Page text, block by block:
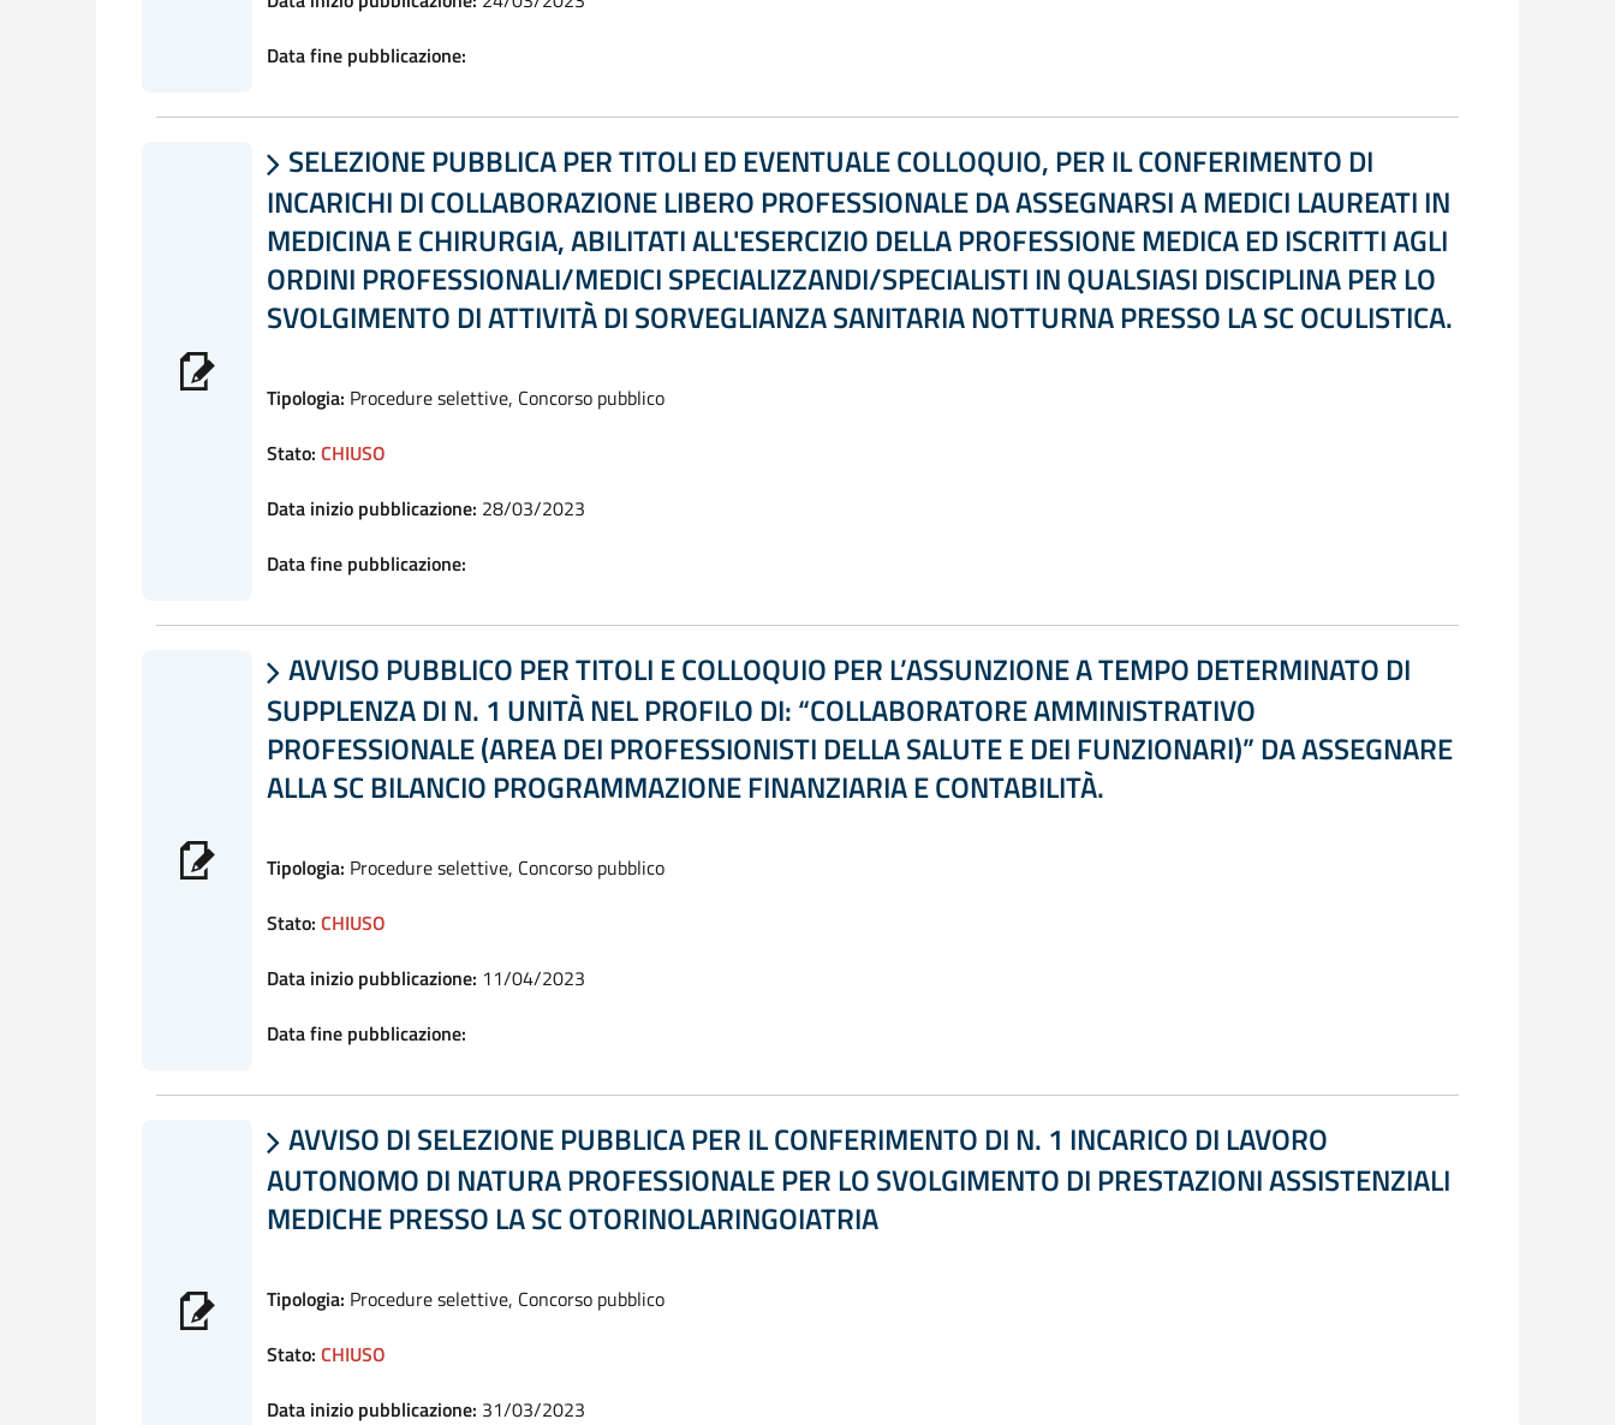
Data fine pubblicazione:
 SELEZIONE PUBBLICA PER TITOLI ED EVENTUALE COLLOQUIO, PER IL CONFERIMENTO DI
INCARICHI DI COLLABORAZIONE LIBERO PROFESSIONALE DA ASSEGNARSI A MEDICI LAUREATI IN
MEDICINA E CHIRURGIA, ABILITATI ALL'ESERCIZIO DELLA PROFESSIONE MEDICA ED ISCRITTI AGLI
ORDINI PROFESSIONALI/MEDICI SPECIALIZZANDI/SPECIALISTI IN QUALSIASI DISCIPLINA PER LO
SVOLGIMENTO DI ATTIVITÀ DI SORVEGLIANZA SANITARIA NOTTURNA PRESSO LA SC OCULISTICA.
Tipologia: Procedure selettive, Concorso pubblico
Stato: CHIUSO
Data inizio pubblicazione: 28/03/2023
Data fine pubblicazione:
 AVVISO PUBBLICO PER TITOLI E COLLOQUIO PER L’ASSUNZIONE A TEMPO DETERMINATO DI
SUPPLENZA DI N. 1 UNITÀ NEL PROFILO DI: “COLLABORATORE AMMINISTRATIVO
PROFESSIONALE (AREA DEI PROFESSIONISTI DELLA SALUTE E DEI FUNZIONARI)” DA ASSEGNARE
ALLA SC BILANCIO PROGRAMMAZIONE FINANZIARIA E CONTABILITÀ.
Tipologia: Procedure selettive, Concorso pubblico
Stato: CHIUSO
Data inizio pubblicazione: 11/04/2023
Data fine pubblicazione:
 AVVISO DI SELEZIONE PUBBLICA PER IL CONFERIMENTO DI N. 1 INCARICO DI LAVORO
AUTONOMO DI NATURA PROFESSIONALE PER LO SVOLGIMENTO DI PRESTAZIONI ASSISTENZIALI
MEDICHE PRESSO LA SC OTORINOLARINGOIATRIA
Tipologia: Procedure selettive, Concorso pubblico
Stato: CHIUSO
Data inizio pubblicazione: 31/03/2023